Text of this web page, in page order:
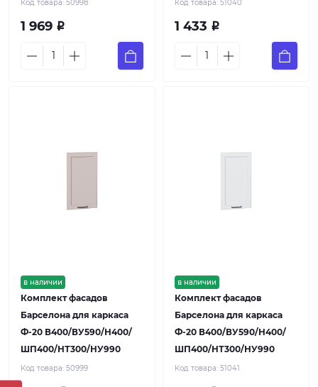
Код товара: 50998
1 969 Р
Код товара: 51040
1 433 Р
в наличии
Комплект фасадов
Барселона для каркаса
Ф-20 В400/ВУ590/Н400/
ШП400/НТ300/НУ990
Код товара: 50999
в наличии
Комплект фасадов
Барселона для каркаса
Ф-20 В400/ВУ590/Н400/
ШП400/НТ300/НУ990
Код товара: 51041